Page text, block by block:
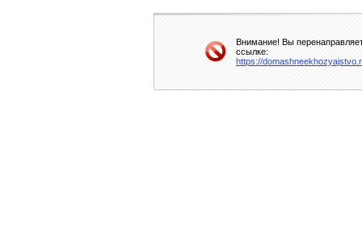
Внимание! Вы
ссылке:
https://